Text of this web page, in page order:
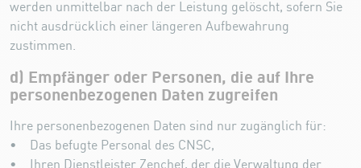
werden unmittelbar nach der Leistung gelöscht, sofern Sie
nicht ausdrücklich einer längeren Aufbewahrung
zustimmen.
d) Empfänger oder Personen, die auf Ihre
personenbezogenen Daten zugreifen
Ihre personenbezogenen Daten sind nur zugänglich für:
• Das befugte Personal des CNSC,
• Ihren Dienstleister Zenchef, der die Verwaltung der